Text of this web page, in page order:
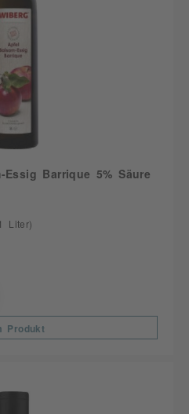
Barrique 5% Säure
Liter)
Produkt